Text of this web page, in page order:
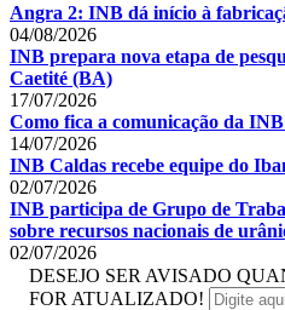
Angra 2: INB dá início à
04/08/2026
INB prepara nova etapa de
Caetité (BA)
17/07/2026
Como fica a comunicação da
14/07/2026
INB Caldas recebe equipe do
02/07/2026
INB participa de Grupo de
sobre recursos nacionais de
02/07/2026
DESEJO SER AVISADO
FOR ATUALIZADO!